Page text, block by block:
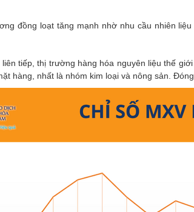
đồng loạt tăng mạnh nhờ nhu cầu nhiên
tiếp, thị trường hàng hóa nguyên liệu thế
hàng, nhất là nhóm kim loại và nông sản.